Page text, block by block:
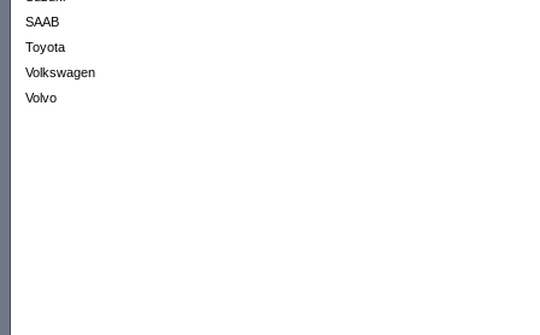
SAAB
Toyota
Volkswagen
Volvo